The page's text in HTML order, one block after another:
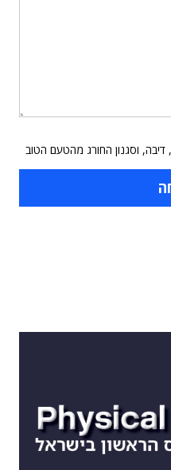
דיבה, וסגנון החורג מהטעם הטוב